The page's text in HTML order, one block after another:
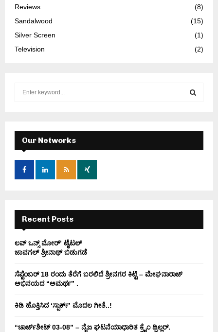
Reviews
(8)
Sandalwood
(15)
Silver Screen
(1)
Television
(2)
f
o
:
E
A
H
Our Networks
Recent Posts
ಲವ್ ಒನ್ಸ್ ಮೋರ್’ ಟೈಟಲ್
ಜಾವಗಲ್ ಶ್ರೀನಾಥ್ ಬಿಡುಗಡೆ
ಸೆಪ್ಟೆಂಬರ್ 18 ರಂದು ತೆರೆಗೆ ಬರಲಿದೆ ಶ್ರೀನಗರ ಕಿಟ್ಟಿ – ಮೇಘನಾರಾಜ್
ಅಭಿನಯದ “ಅಮರ್ಥ” .
ಕಿಡಿ‌‌ ಹೊತ್ತಿಸಿದ ‘ಸ್ಪಾರ್ಕ್’ ಮೊದಲ‌ ಗೀತೆ..!
“ಚಾರ್ಜ್‌ಶೀಟ್ 03-08” – ನೈಜ ಘಟನೆಯಾಧಾರಿತ ಕ್ರೈಂ ಥ್ರಿಲ್ಲರ್.